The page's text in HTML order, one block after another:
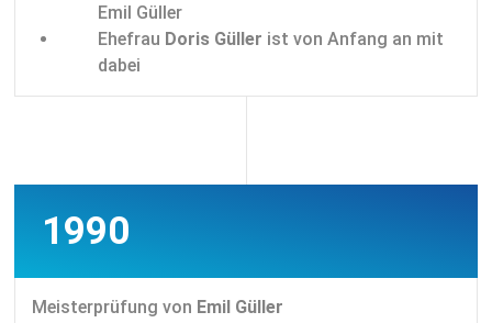
Emil Güller
Ehefrau Doris Güller ist von Anfang an mit
dabei
1990
Meisterprüfung von Emil Güller